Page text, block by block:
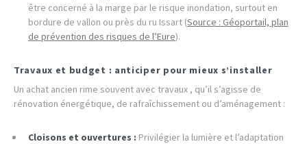
être concerné à la marge par le risque inondation, surtout en
bordure de vallon ou près du ru Issart (Source : Géoportail, plan
de prévention des risques de l’Eure).
Travaux et budget : anticiper pour mieux s’installer
Un achat ancien rime souvent avec travaux , qu’il s’agisse de
rénovation énergétique, de rafraîchissement ou d’aménagement :
Cloisons et ouvertures : Privilégier la lumière et l’adaptation